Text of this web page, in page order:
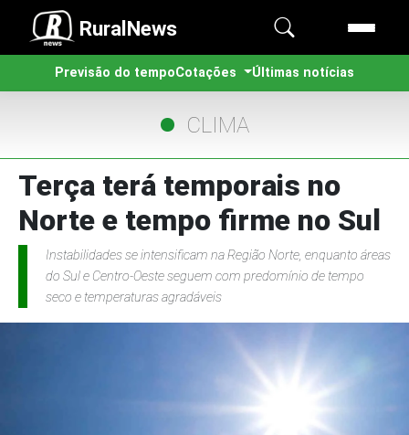
RuralNews
Previsão do tempoCotações Últimas notícias
CLIMA
Terça terá temporais no
Norte e tempo firme no Sul
Instabilidades se intensificam na Região Norte, enquanto áreas
do Sul e Centro-Oeste seguem com predomínio de tempo
seco e temperaturas agradáveis